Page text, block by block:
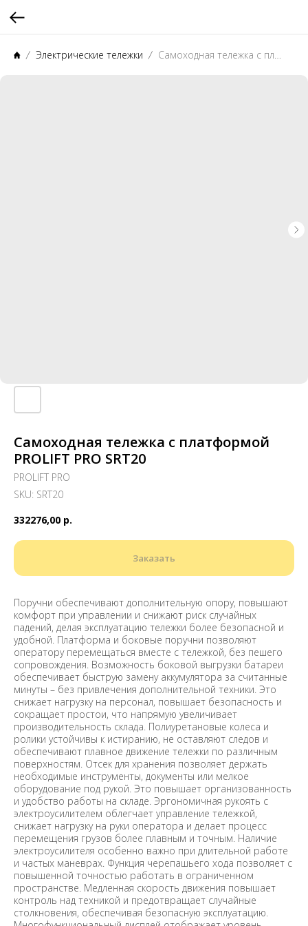
Электрические тележки Самоходная тележка с платформой PROLIFT PRO SRT20
Самоходная тележка с платформой
PROLIFT PRO SRT20
PROLIFT PRO
SKU: SRT20
332276,00 р.
Заказать
Поручни обеспечивают дополнительную опору, повышают
комфорт при управлении и снижают риск случайных
падений, делая эксплуатацию тележки более безопасной и
удобной. Платформа и боковые поручни позволяют
оператору перемещаться вместе с тележкой, без пешего
сопровождения. Возможность боковой выгрузки батареи
обеспечивает быструю замену аккумулятора за считанные
минуты – без привлечения дополнительной техники. Это
снижает нагрузку на персонал, повышает безопасность и
сокращает простои, что напрямую увеличивает
производительность склада. Полиуретановые колеса и
ролики устойчивы к истиранию, не оставляют следов и
обеспечивают плавное движение тележки по различным
поверхностям. Отсек для хранения позволяет держать
необходимые инструменты, документы или мелкое
оборудование под рукой. Это повышает организованность
и удобство работы на складе. Эргономичная рукоять с
электроусилителем облегчает управление тележкой,
снижает нагрузку на руки оператора и делает процесс
перемещения грузов более плавным и точным. Наличие
электроусилителя особенно важно при длительной работе
и частых маневрах. Функция черепашьего хода позволяет с
повышенной точностью работать в ограниченном
пространстве. Медленная скорость движения повышает
контроль над техникой и предотвращает случайные
столкновения, обеспечивая безопасную эксплуатацию.